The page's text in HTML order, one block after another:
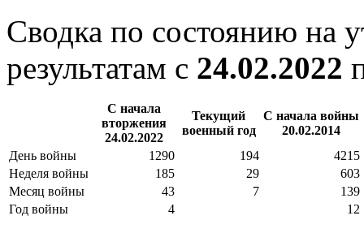
Сводка по состоянию на
результатам с 24.02.2022
С начала
вторжения
24.02.2022
Текущий
военный год
С начала войны
20.02.2014
День войны
1290 194
4215
Неделя войны
185 29
603
Месяц войны
43 7
139
Год войны
4 12